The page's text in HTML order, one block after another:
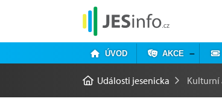
ÚVOD AKCE
Události jesenicka Kulturní